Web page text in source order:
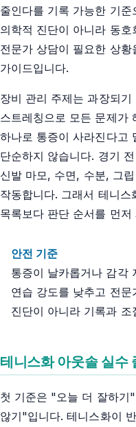
줄인다를 기록 가능한 기
의학적 진단이 아니라 동
전문가 상담이 필요한 상
가이드입니다.
장비 관리 주제는 과장되
스트레칭으로 모든 문제가
하나로 통증이 사라진다고
단순하지 않습니다. 경기
신발 마모, 수면, 수분, 그
작동합니다. 그래서 테니
목록보다 판단 순서를 먼저
안전 기준
통증이 날카롭거나 감각
연습 강도를 낮추고 전
진단이 아니라 기록과 조
테니스화 아웃솔 실수
첫 기준은 "오늘 더 잘하기
않기"입니다. 테니스화이